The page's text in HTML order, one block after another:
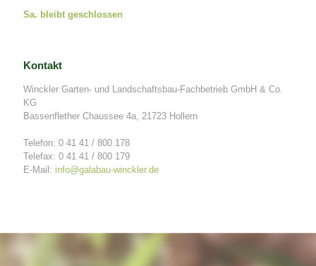
Bassenflether Chaussee 4a, 21723
Telefax: 0 41 41 / 800 179
E-Mail: info@galabau-winckler.de
Sa. bleibt geschlossen
Kontakt
Winckler Garten- und Landschaftsbau-Fachbetrieb GmbH & Co.
KG
Bassenflether Chaussee 4a, 21723 Hollern
Telefon: 0 41 41 / 800 178
Telefax: 0 41 41 / 800 179
E-Mail: info@galabau-winckler.de